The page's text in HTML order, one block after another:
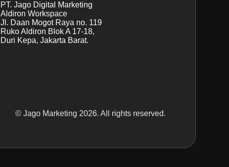
PT. Jago Digital Marketing
Aldiron Workspace
Jl. Daan Mogot Raya no. 119
Ruko Aldiron Blok A 17-18,
Duri Kepa, Jakarta Barat.
© Jago Marketing 2026. All rights reserved.